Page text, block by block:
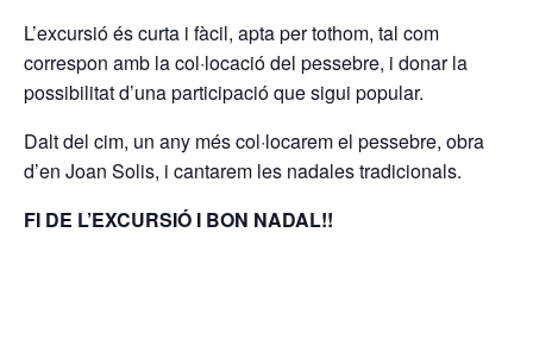
L’excursió és curta i fàcil, apta per tothom, tal com
correspon amb la col·locació del pessebre, i donar la
possibilitat d’una participació que sigui popular.
Dalt del cim, un any més col·locarem el pessebre, obra
d’en Joan Solis, i cantarem les nadales tradicionals.
FI DE L’EXCURSIÓ I BON NADAL!!